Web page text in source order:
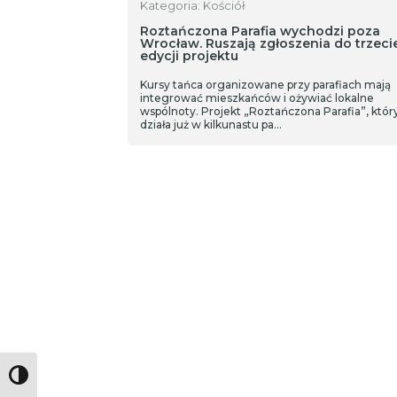
Toggle High Contrast
Kategoria: Kościół
Roztańczona Parafia wychodzi poza
Wrocław. Ruszają zgłoszenia do
edycji projektu
Kursy tańca organizowane przy parafiach mają
integrować mieszkańców i ożywiać lokalne
wspólnoty. Projekt „Roztańczona Parafia”,
działa już w kilkunastu pa…